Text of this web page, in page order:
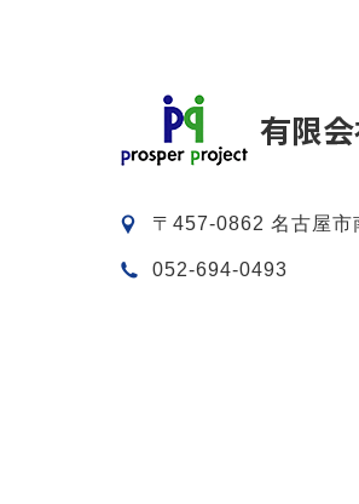
〒457-0862 名古屋
052-694-0493